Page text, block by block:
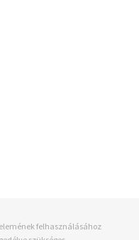
felhasználásához